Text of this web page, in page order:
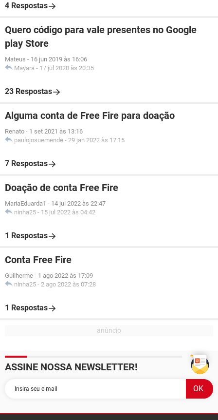
4 Respostas
Quero código para vale presentes no Google
play Store
Mateus - 16 jun 2019 às 16:06
Mayara - 17 jul 2020 às 20:35
23 Respostas
Alguma conta de Free Fire para doação
Renato - 1 set 2021 às 13:16
paulojosuemende - 29 jan 2022 às 17:15
7 Respostas
Doação de conta Free Fire
MariaEduarda1 - 14 jul 2022 às 22:47
ninha25 - 15 jul 2022 às 04:42
1 Respostas
Conta Free Fire
Guilherme - 1 ago 2022 às 17:09
ninha25 - 2 ago 2022 às 07:28
1 Respostas
ASSINE NOSSA NEWSLETTER!